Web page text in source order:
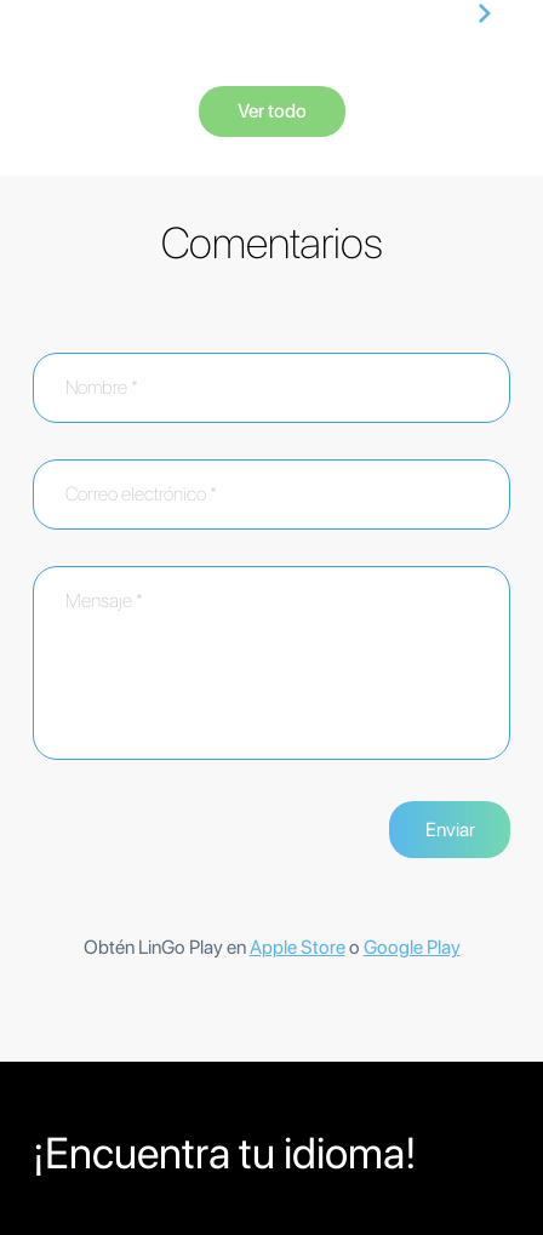
Ver todo
Comentarios
Obtén LinGo Play enApple Storeo Google Play
¡Encuentra tu idioma!